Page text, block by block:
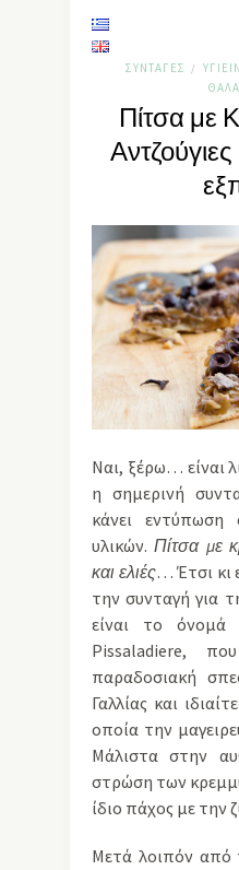
ΣΥΝΤΑΓΈΣ /
Πίτσα με
Ναι, ξέρω… είναι
η σημερινή
κάνει
υλικών.Πίτσα με
και ελιές… Έτσι κι
την συνταγή για
είναι το όνομά
Pissaladiere,
παραδοσιακή
Γαλλίας και
οποία την
Μάλιστα στην
στρώση των
ίδιο πάχος με την
Μετά λοιπόν από